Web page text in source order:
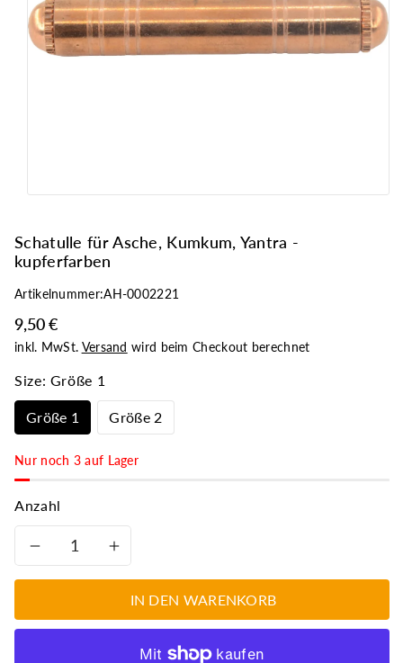
ri
n
g
Schatulle für Asche, Kumkum, Yantra -
kupferfarben
Artikelnummer:AH-0002221
9,50 €
inkl. MwSt. Versand wird beim Checkout berechnet
Size: Größe 1
Größe 1 Größe 2
Nur noch 3 auf Lager
Anzahl
VerringereErhöhe
die
Menge
IN DEN WARENKORB